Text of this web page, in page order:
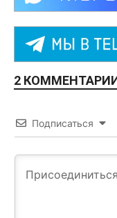
2
Подписаться